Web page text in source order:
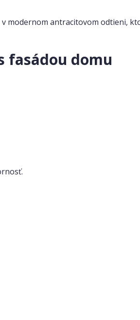
modernom antracitovom odtieni,
fasádou domu